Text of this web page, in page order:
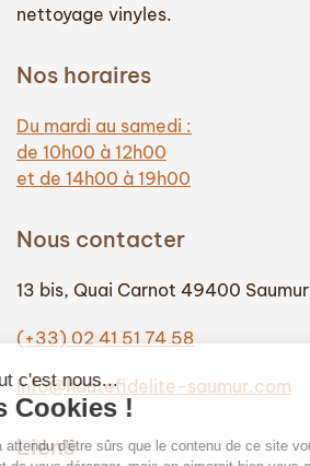
nettoyage vinyles.
Nos horaires
Du mardi au samedi :
de 10h00 à 12h00
et de 14h00 à 19h00
Nous contacter
13 bis, Quai Carnot 49400 Saumur
(+33) 02 41 51 74 58
info@hautefidelite-saumur.com
Liens